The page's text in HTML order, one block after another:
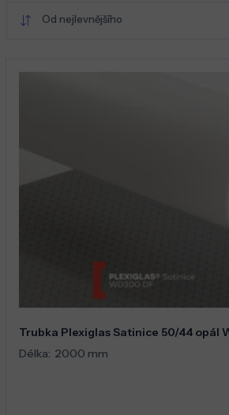
Od nejlevnějšího
Trubka Plexiglas Satinice 50/44 opál
Délka: 2000 mm